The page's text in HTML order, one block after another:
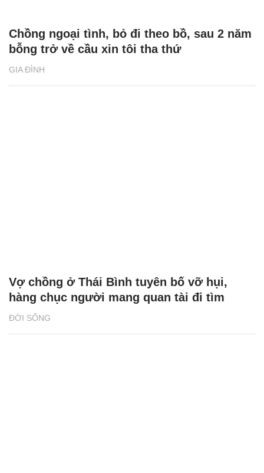
GIA ĐÌNH
Chồng ngoại tình, bỏ đi theo bồ, sau 2 năm
bỗng trở về cầu xin tôi tha thứ
ĐỜI SỐNG
Vợ chồng ở Thái Bình tuyên bố vỡ hụi,
hàng chục người mang quan tài đi tìm